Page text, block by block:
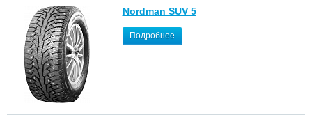
Nordman SUV 5
Подробнее